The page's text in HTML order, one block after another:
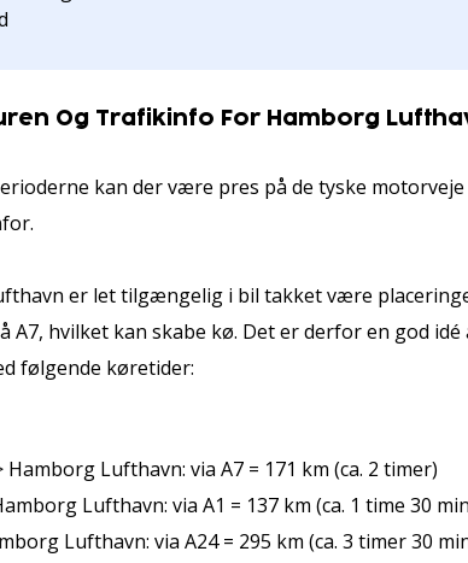
Og Trafikinfo For Hamborg
kan der være pres på de tyske
er let tilgængelig i bil takket være
A7, hvilket kan skabe kø. Det er derfor en god
følgende køretider:
Hamborg Lufthavn: via A7 = 171 km (ca. 2 timer)
Lufthavn: via A1 = 137 km (ca. 1 time 30
Lufthavn: via A24 = 295 km (ca. 3 timer 30